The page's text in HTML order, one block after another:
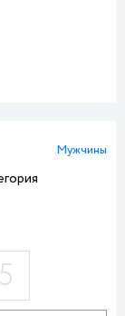
Мужчины
5